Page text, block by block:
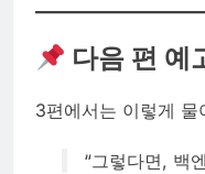
다음 편 예
3편에서는 이렇게 물
“그렇다면, 백